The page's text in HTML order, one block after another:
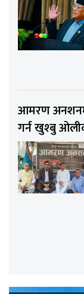
आमरण
गर्न खुश्बु